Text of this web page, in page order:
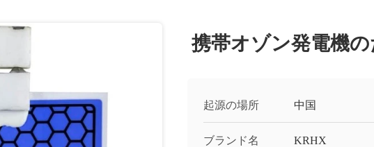
携帯オゾン発電機
起源の場所 中国
ブランド名 KRHX